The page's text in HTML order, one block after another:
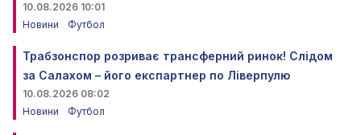
10.08.2026 10:01
Новини
Футбол
Трабзонспор розриває трансферний ринок! Слідом
за Салахом – його експартнер по Ліверпулю
10.08.2026 08:02
Новини
Футбол